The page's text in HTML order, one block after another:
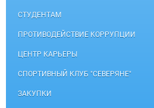
СТУДЕНТАМ
ПРОТИВОДЕЙСТВИЕ КОРРУПЦИИ
ЦЕНТР КАРЬЕРЫ
СПОРТИВНЫЙ КЛУБ "СЕВЕРЯНЕ"
ЗАКУПКИ